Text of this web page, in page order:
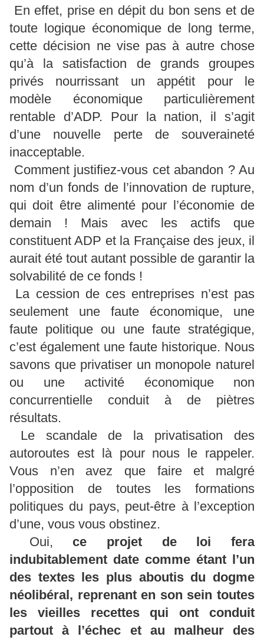
En effet, prise en dépit du bon sens et de
toute logique économique de long terme,
cette décision ne vise pas à autre chose
qu’à la satisfaction de grands groupes
privés nourrissant un appétit pour le
modèle économique particulièrement
rentable d’ADP. Pour la nation, il s’agit
d’une nouvelle perte de souveraineté
inacceptable.
Comment justifiez-vous cet abandon ? Au
nom d’un fonds de l’innovation de rupture,
qui doit être alimenté pour l’économie de
demain ! Mais avec les actifs que
constituent ADP et la Française des jeux, il
aurait été tout autant possible de garantir la
solvabilité de ce fonds !
La cession de ces entreprises n’est pas
seulement une faute économique, une
faute politique ou une faute stratégique,
c’est également une faute historique. Nous
savons que privatiser un monopole naturel
ou une activité économique non
concurrentielle conduit à de piètres
résultats.
Le scandale de la privatisation des
autoroutes est là pour nous le rappeler.
Vous n’en avez que faire et malgré
l’opposition de toutes les formations
politiques du pays, peut-être à l’exception
d’une, vous vous obstinez.
Oui, ce projet de loi fera
indubitablement date comme étant l’un
des textes les plus aboutis du dogme
néolibéral, reprenant en son sein toutes
les vieilles recettes qui ont conduit
partout à l’échec et au malheur des